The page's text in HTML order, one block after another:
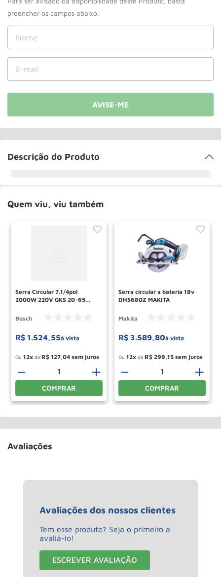
Descrição do Produto
Quem viu, viu também
Serra Circular 7.1/4pol
2000W 220V GKS 20-65
Bosch
R$ 1.524 55à vista
Ou 12 de R$ 127 04
＋
－
COMPRAR
Serra circular a bateria 18v
DHS680Z MAKITA
Makita
R$ 3.589 80à vista
Ou 12 de R$ 299 15
＋
－
COMPRAR
Avaliações
Avaliações dos nossos clientes
Tem esse produto? Seja o primeiro a
avaliá-lo!
ESCREVER AVALIAÇÃO
10 Roda